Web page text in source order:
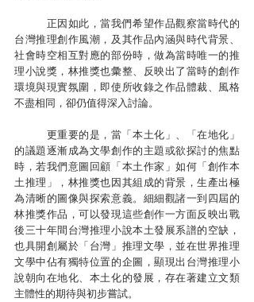
台灣推理創作風潮，及其作品內涵與時代背景、
社會時空相互對應的部份時，做為當時唯一的推
理小說獎，林推獎也彙整、反映出了當時的創作
環境與現實氛圍，即使所收錄之作品體裁、風格
不盡相同，卻仍值得深入討論。
的議題逐漸成為文學創作的主題或欲探討的焦點
時，若我們意圖回顧「本土作家」如何「創作本
土推理」，林推獎也因其組成的背景，生產出極
為清晰的圖像與探索意義。細細觀諸一到四屆的
林推獎作品，可以發現這些創作一方面反映出戰
後三十年間台灣推理小說本土發展系譜的空缺，
也具開創屬於「台灣」推理文學，並在世界推理
文學中佔有獨特位置的企圖，顯現出台灣推理小
說朝向在地化、本土化的發展，存在著建立文類
主體性的期待與初步嘗試。